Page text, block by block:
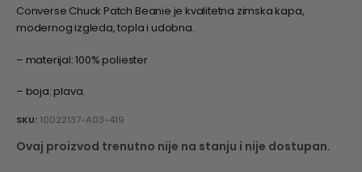
Converse Chuck Patch Beanie je kvalitetna zimska kapa,
modernog izgleda, topla i udobna.
– materijal: 100% poliester
– boja: plava.
SKU: 10022137-A03-419
Ovaj proizvod trenutno nije na stanju i nije dostupan.